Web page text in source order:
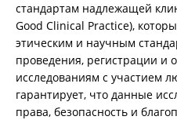
стандартам надлежащей
Good Clinical Practice),
этическим и научным
проведения, регистрации и
исследованиям с участием
гарантирует, что данные
права, безопасность и